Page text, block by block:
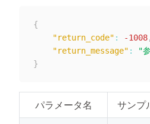
{
"return_code" : -1008,
"return_message" :
"
}
パラメータ名 サンプ